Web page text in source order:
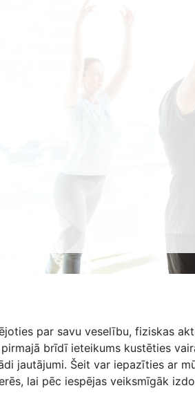
par savu veselību, fiziskas
brīdī ieteikums kustēties
jautājumi. Šeit var iepazīties ar
lai pēc iespējas veiksmīgāk